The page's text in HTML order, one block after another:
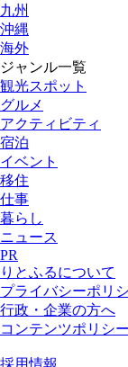
九州
沖縄
海外
ジャンル一覧
観光スポット
グルメ
アクティビティ
宿泊
イベント
移住
仕事
暮らし
ニュース
PR
りとふるについて
プライバシーポリ
行政・企業の方へ
コンテンツポリシー
採用情報